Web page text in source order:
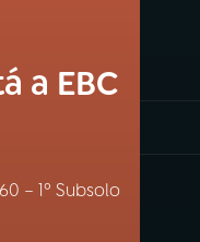
a EBC
– 1º Subsolo